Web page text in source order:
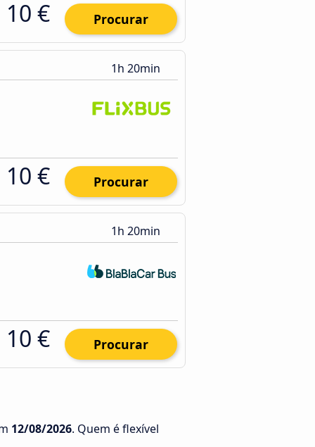
10 € Procurar
1h 20min
10 € Procurar
1h 20min
10 € Procurar
12/08/2026. Quem é flexível